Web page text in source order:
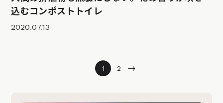
込むコンポストトイレ
2020.07.13
1 2 →